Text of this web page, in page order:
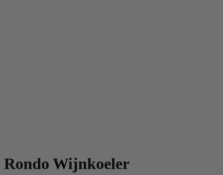
Rondo Wijnkoeler